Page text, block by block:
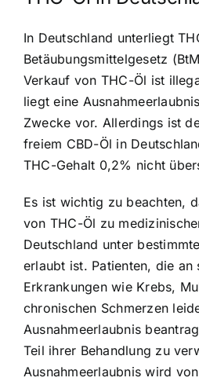
In Deutschland unterliegt
Betäubungsmittelgesetz
Verkauf von THC-Öl ist
liegt eine
Zwecke vor. Allerdings ist
freiem CBD-Öl in
THC-Gehalt 0,2% nicht
Es ist wichtig zu beachten,
von THC-Öl zu
Deutschland unter
erlaubt ist. Patienten, die an
Erkrankungen wie Krebs,
chronischen Schmerzen
Ausnahmeerlaubnis
Teil ihrer Behandlung zu
Ausnahmeerlaubnis wird